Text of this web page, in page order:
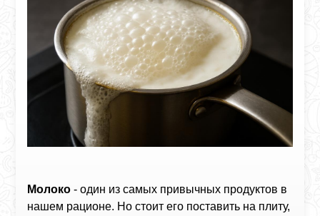
Молоко - один из самых привычных продуктов в
нашем рационе. Но стоит его поставить на плиту,